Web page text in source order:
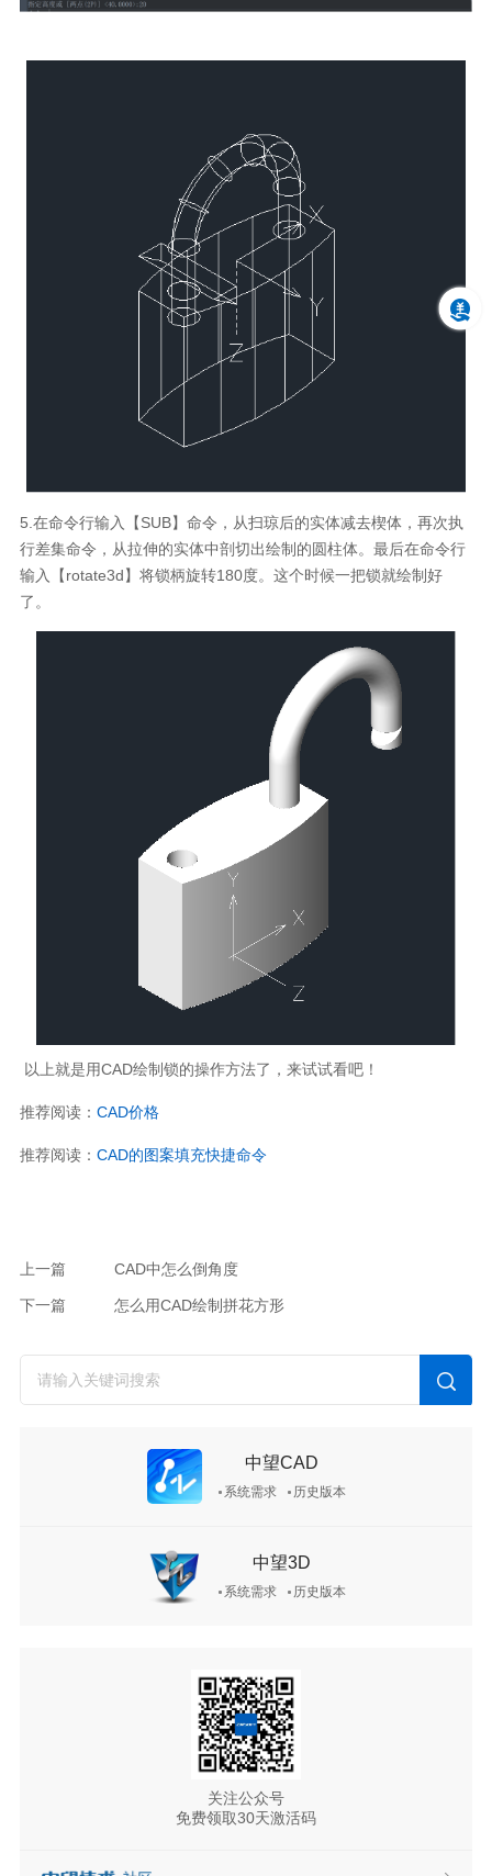
5.在命令行输入【SUB】命令，从扫琼后的实体减去楔体，再次执
行差集命令，从拉伸的实体中剖切出绘制的圆柱体。最后在命令行
输入【rotate3d】将锁柄旋转180度。这个时候一把锁就绘制好
了。
以上就是用CAD绘制锁的操作方法了，来试试看吧！
推荐阅读： CAD价格
推荐阅读： CAD的图案填充快捷命令
上一篇 CAD中怎么倒角度
下一篇 怎么用CAD绘制拼花方形
中望CAD
系统需求 历史版本
中望3D
系统需求 历史版本
关注公众号
免费领取30天激活码